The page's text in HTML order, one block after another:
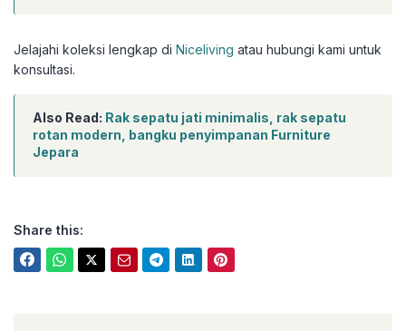
Jelajahi koleksi lengkap di Niceliving atau hubungi kami untuk
konsultasi.
Also Read: Rak sepatu jati minimalis, rak sepatu
rotan modern, bangku penyimpanan Furniture
Jepara
Share this: